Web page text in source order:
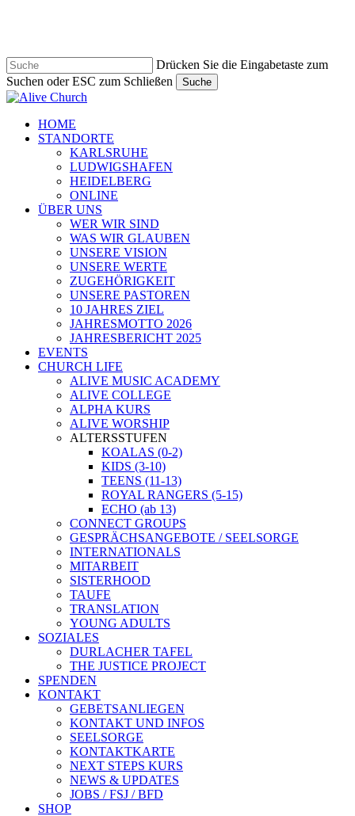
Drücken Sie die Eingabetaste zum
Suchen oder ESC zum Schließen
Suche
Suche
Navigationsmenü
HOME
STANDORTE
KARLSRUHE
LUDWIGSHAFEN
HEIDELBERG
ONLINE
ÜBER UNS
WER WIR SIND
WAS WIR GLAUBEN
UNSERE VISION
UNSERE WERTE
ZUGEHÖRIGKEIT
UNSERE PASTOREN
10 JAHRES ZIEL
JAHRESMOTTO 2026
JAHRESBERICHT 2025
EVENTS
CHURCH LIFE
ALIVE MUSIC ACADEMY
ALIVE COLLEGE
ALPHA KURS
ALIVE WORSHIP
ALTERSSTUFEN
KOALAS (0-2)
KIDS (3-10)
TEENS (11-13)
ROYAL RANGERS (5-15)
ECHO (ab 13)
CONNECT GROUPS
GESPRÄCHSANGEBOTE / SEELSORGE
INTERNATIONALS
MITARBEIT
SISTERHOOD
TAUFE
TRANSLATION
YOUNG ADULTS
SOZIALES
DURLACHER TAFEL
THE JUSTICE PROJECT
SPENDEN
KONTAKT
GEBETSANLIEGEN
KONTAKT UND INFOS
SEELSORGE
KONTAKTKARTE
NEXT STEPS KURS
NEWS & UPDATES
JOBS / FSJ / BFD
SHOP